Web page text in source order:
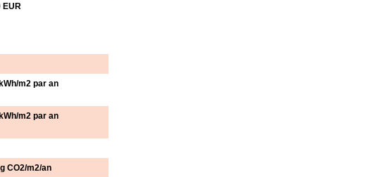
EUR
m2 par an
m2 par an
CO2/m2/an